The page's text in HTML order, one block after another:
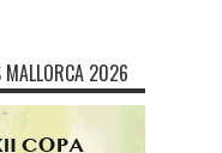
MALLORCA 2026